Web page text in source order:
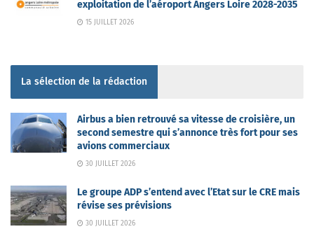
exploitation de l’aéroport Angers Loire 2028-2035
15 JUILLET 2026
La sélection de la rédaction
Airbus a bien retrouvé sa vitesse de croisière, un
second semestre qui s’annonce très fort pour ses
avions commerciaux
30 JUILLET 2026
Le groupe ADP s’entend avec l’Etat sur le CRE mais
révise ses prévisions
30 JUILLET 2026